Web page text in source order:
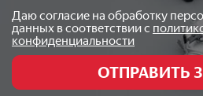
Даю согласие на обработку
данных в соответствии с
конфиденциальности